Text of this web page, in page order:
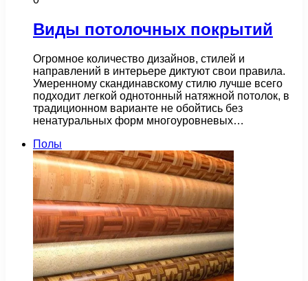
Виды потолочных покрытий
Огромное количество дизайнов, стилей и
направлений в интерьере диктуют свои правила.
Умеренному скандинавскому стилю лучше всего
подходит легкой однотонный натяжной потолок, в
традиционном варианте не обойтись без
ненатуральных форм многоуровневых…
Полы